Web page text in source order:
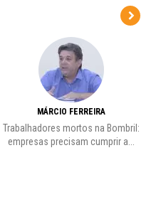
MÁRCIO FERREIRA
Trabalhadores mortos na Bombril:
empresas precisam cumprir a...